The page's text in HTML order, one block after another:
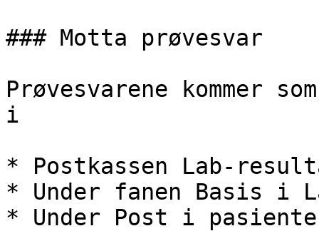
### Motta prøvesvar
Prøvesvarene kommer
i
* Postkassen Lab-
* Under fanen Basis i
* Under Post i